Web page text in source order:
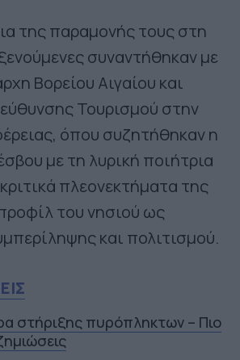
της παραμονής τους στη
συναντήθηκαν με
Βορείου Αιγαίου και
Τουρισμού στην
όπου συζητήθηκαν η
με τη λυρική ποιήτρια
πλεονεκτήματα της
του νησιού ως
και πολιτισμού.
στήριξης πυρόπληκτων – Πιο